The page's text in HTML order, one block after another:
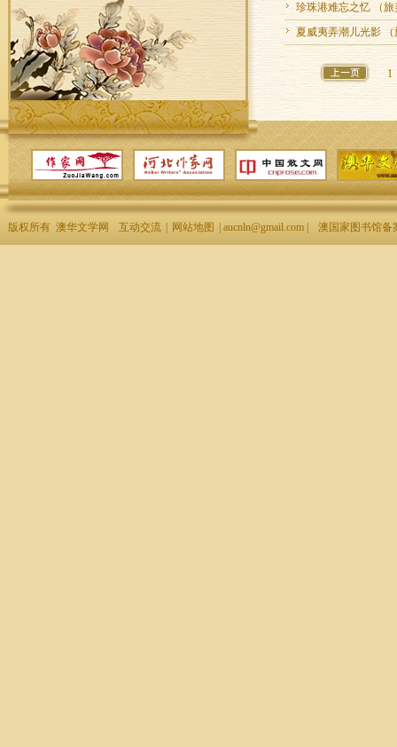
珍珠港难忘之忆 （
夏威夷弄潮儿光影
1
版权所有 澳华文学网 互动交流 网站地图 | aucnln@gmail.com | 澳国家图书馆备